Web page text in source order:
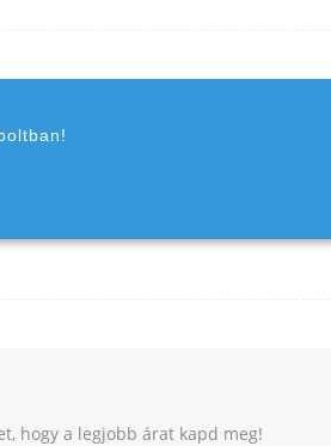
hogy a legjobb árat kapd meg!